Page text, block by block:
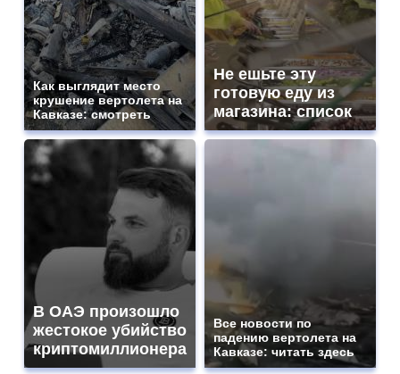
Как выглядит место
крушение вертолета на
Кавказе: смотреть
Не ешьте эту
готовую еду из
магазина: список
В ОАЭ произошло
жестокое убийство
криптомиллионера
Все новости по
падению вертолета на
Кавказе: читать здесь